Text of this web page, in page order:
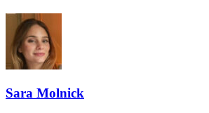
Sara Molnick